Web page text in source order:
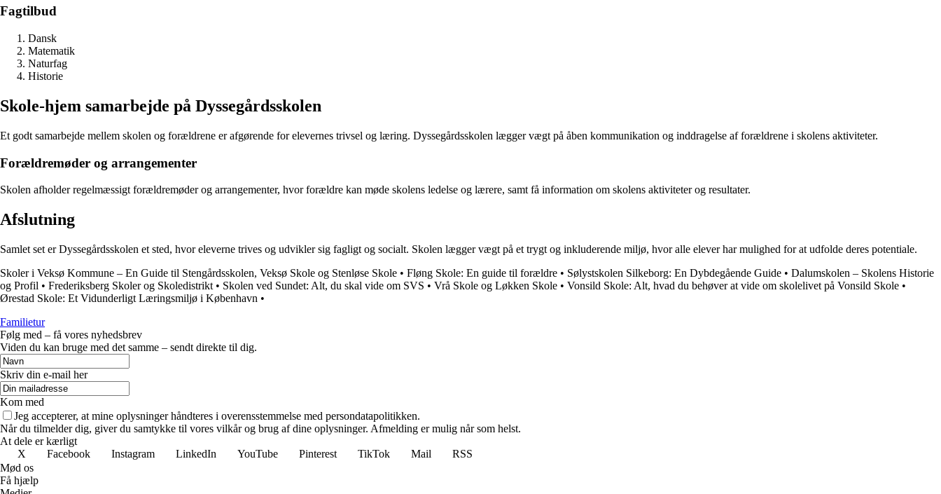
Fagtilbud
Dansk
Matematik
Naturfag
Historie
Skole-hjem samarbejde på Dyssegårdsskolen
Et godt samarbejde mellem skolen og forældrene er afgørende for elevernes trivsel og læring. Dyssegårdsskolen lægger vægt på åben kommunikation og inddragelse af forældrene i skolens aktiviteter.
Forældremøder og arrangementer
Skolen afholder regelmæssigt forældremøder og arrangementer, hvor forældre kan møde skolens ledelse og lærere, samt få information om skolens aktiviteter og resultater.
Afslutning
Samlet set er Dyssegårdsskolen et sted, hvor eleverne trives og udvikler sig fagligt og socialt. Skolen lægger vægt på et trygt og inkluderende miljø, hvor alle elever har mulighed for at udfolde deres potentiale.
Skoler i Veksø Kommune – En Guide til Stengårdsskolen, Veksø Skole og Stenløse Skole • Fløng Skole: En guide til forældre • Sølystskolen Silkeborg: En Dybdegående Guide • Dalumskolen – Skolens Historie
og Profil • Frederiksberg Skoler og Skoledistrikt • Skolen ved Sundet: Alt, du skal vide om SVS • Vrå Skole og Løkken Skole • Vonsild Skole: Alt, hvad du behøver at vide om skolelivet på Vonsild Skole •
Ørestad Skole: Et Vidunderligt Læringsmiljø i København •
Familietur
Følg med – få vores nyhedsbrev
Viden du kan bruge med det samme – sendt direkte til dig.
Skriv din e-mail her
Kom med
Jeg accepterer, at mine oplysninger håndteres i overensstemmelse med persondatapolitikken.
Når du tilmelder dig, giver du samtykke til vores vilkår og brug af dine oplysninger. Afmelding er mulig når som helst.
At dele er kærligt
X
Facebook Instagram LinkedIn YouTube Pinterest TikTok Mail
RSS
Mød os
Få hjælp